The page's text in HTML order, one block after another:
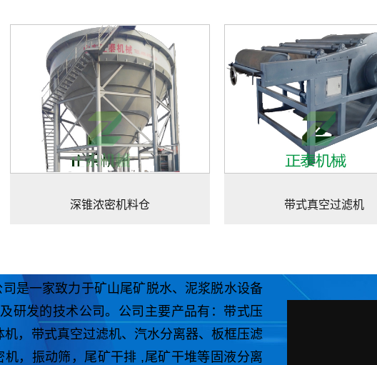
深锥浓密机料仓 带式真空过滤机
是一家致力于矿山尾矿脱水、泥浆脱水设备
研发的技术公司。公司主要产品有：带式压
，带式真空过滤机、汽水分离器、板框压滤
，振动筛，尾矿干排 ,尾矿干堆等固液分离